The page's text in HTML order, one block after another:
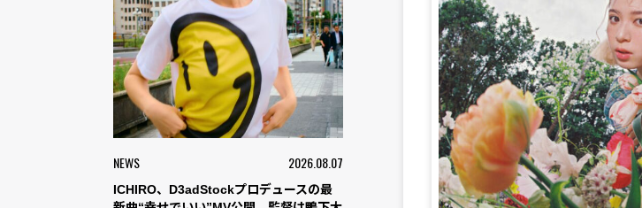
NEWS 2026.08.07
ICHIRO、D3adStockプロデュースの最